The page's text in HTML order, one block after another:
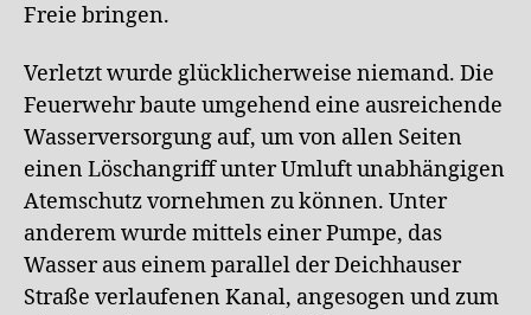
Freie bringen.
Verletzt wurde glücklicherweise niemand. Die
Feuerwehr baute umgehend eine ausreichende
Wasserversorgung auf, um von allen Seiten
einen Löschangriff unter Umluft unabhängigen
Atemschutz vornehmen zu können. Unter
anderem wurde mittels einer Pumpe, das
Wasser aus einem parallel der Deichhauser
Straße verlaufenen Kanal, angesogen und zum